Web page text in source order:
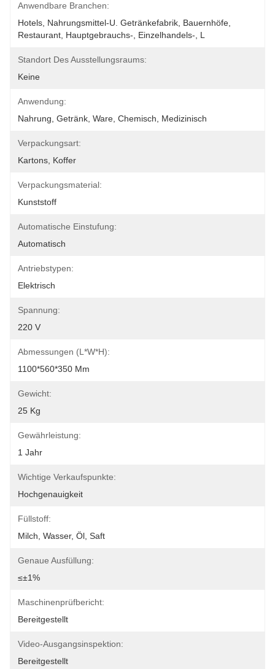
Anwendbare Branchen:
Hotels, Nahrungsmittel-U. Getränkefabrik, Bauernhöfe,
Restaurant, Hauptgebrauchs-, Einzelhandels-, L
Standort Des Ausstellungsraums:
Keine
Anwendung:
Nahrung, Getränk, Ware, Chemisch, Medizinisch
Verpackungsart:
Kartons, Koffer
Verpackungsmaterial:
Kunststoff
Automatische Einstufung:
Automatisch
Antriebstypen:
Elektrisch
Spannung:
220 V
Abmessungen (L*W*H):
1100*560*350 Mm
Gewicht:
25 Kg
Gewährleistung:
1 Jahr
Wichtige Verkaufspunkte:
Hochgenauigkeit
Füllstoff:
Milch, Wasser, Öl, Saft
Genaue Ausfüllung:
≤±1%
Maschinenprüfbericht:
Bereitgestellt
Video-Ausgangsinspektion:
Bereitgestellt